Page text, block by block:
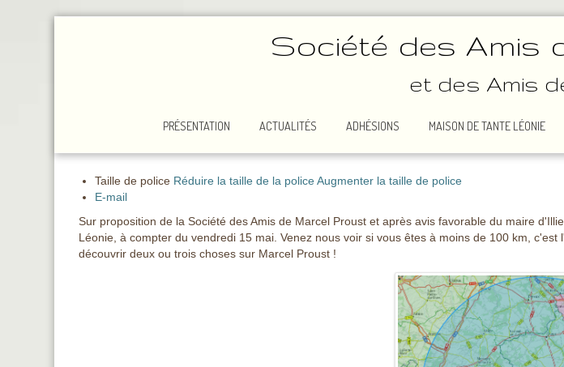
Société des Amis
et des Amis
PRÉSENTATION ACTUALITÉS ADHÉSIONS MAISON DE TANTE LÉONIE
Taille de police Réduire la taille de la police Augmenter la taille de police
E-mail
Sur proposition de la Société des Amis de Marcel Proust et après avis favorable du maire
Léonie, à compter du vendredi 15 mai. Venez nous voir si vous êtes à moins de 100 km,
découvrir deux ou trois choses sur Marcel Proust !